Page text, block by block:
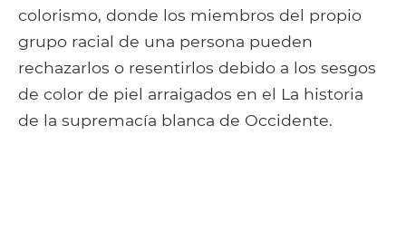
colorismo, donde los miembros del propio
grupo racial de una persona pueden
rechazarlos o resentirlos debido a los sesgos
de color de piel arraigados en el La historia
de la supremacía blanca de Occidente.